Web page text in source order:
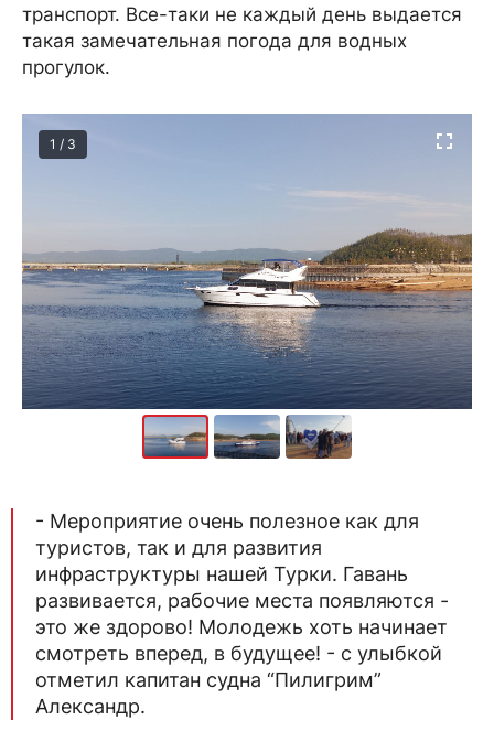
транспорт. Все-таки не каждый день выдается
такая замечательная погода для водных
прогулок.
1 / 3
- Мероприятие очень полезное как для
туристов, так и для развития
инфраструктуры нашей Турки. Гавань
развивается, рабочие места появляются -
это же здорово! Молодежь хоть начинает
смотреть вперед, в будущее! - с улыбкой
отметил капитан судна “Пилигрим”
Александр.